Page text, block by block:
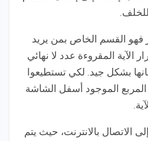
للخلف.
فهو القسم الخاص بمن يريد
الآية المقروءة عدد لا نهائي
بشكل جيد. لكي تستطيعوا
المربع الموجود أسفل الشاشة
الاتصال بالانترنت، حيث يتم